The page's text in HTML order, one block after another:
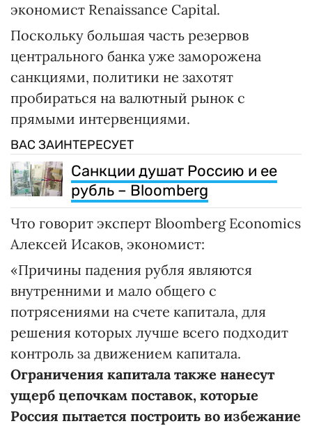
экономист Renaissance Capital.
Поскольку большая часть резервов
центрального банка уже заморожена
санкциями, политики не захотят
пробираться на валютный рынок с
прямыми интервенциями.
ВАС ЗАИНТЕРЕСУЕТ
Санкции душат Россию и ее
рубль – Bloomberg
Что говорит эксперт Bloomberg Economics
Алексей Исаков, экономист:
«Причины падения рубля являются
внутренними и мало общего с
потрясениями на счете капитала, для
решения которых лучше всего подходит
контроль за движением капитала.
Ограничения капитала также нанесут
ущерб цепочкам поставок, которые
Россия пытается построить во избежание